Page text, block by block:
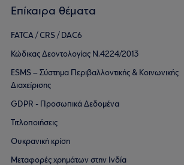
Επίκαιρα θέματα
FATCA / CRS / DAC6
Κώδικας Δεοντολογίας Ν.4224/2013
ESMS – Σύστημα Περιβαλλοντικής & Κοινωνικής
Διαχείρισης
GDPR - Προσωπικά Δεδομένα
Τιτλοποιήσεις
Ουκρανική κρίση
Μεταφορές χρημάτων στην Ινδία